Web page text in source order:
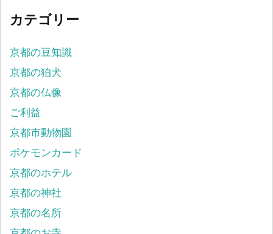
カテゴリー
京都の豆知識
京都の狛犬
京都の仏像
ご利益
京都市動物園
ポケモンカード
京都のホテル
京都の神社
京都の名所